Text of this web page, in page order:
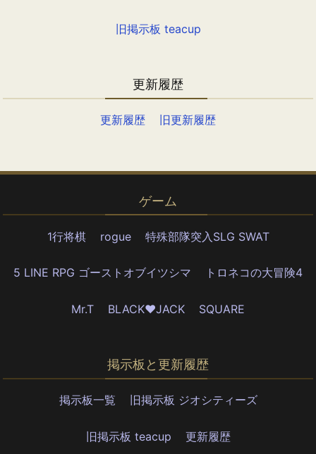
旧掲示板 teacup
更新履歴
更新履歴 旧更新履歴
ゲーム
1行将棋 rogue 特殊部隊突入SLG SWAT
5 LINE RPG ゴーストオブイツシマ トロネコの大冒険4
Mr.T BLACK♥JACK SQUARE
掲示板と更新履歴
掲示板一覧 旧掲示板 ジオシティーズ
旧掲示板 teacup 更新履歴